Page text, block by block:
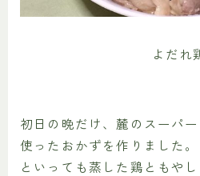
よだれ
初日の晩だけ、麓のスーパ
使ったおかずを作りました。
といっても蒸した鶏ともや